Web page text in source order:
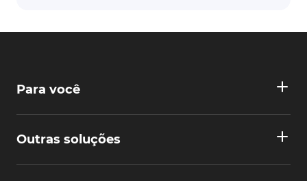
Para você
Outras soluções